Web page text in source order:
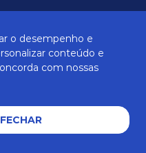
o desempenho e
conteúdo e
com nossas